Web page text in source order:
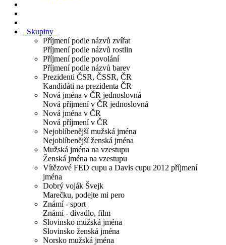
Skupiny
Příjmení podle názvů zvířat
Příjmení podle názvů rostlin
Příjmení podle povolání
Příjmení podle názvů barev
Prezidenti ČSR, ČSSR, ČR
Kandidáti na prezidenta ČR
Nová jména v ČR jednoslovná
Nová příjmení v ČR jednoslovná
Nová jména v ČR
Nová příjmení v ČR
Nejoblíbenější mužská jména
Nejoblíbenější ženská jména
Mužská jména na vzestupu
Ženská jména na vzestupu
Vítězové FED cupu a Davis cupu 2012 příjmení
jména
Dobrý voják Švejk
Marečku, podejte mi pero
Známí - sport
Známí - divadlo, film
Slovinsko mužská jména
Slovinsko ženská jména
Norsko mužská jména